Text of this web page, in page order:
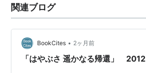
関連ブログ
BookCites • 2ヶ月前
「はやぶさ 遥かなる帰還」 2012